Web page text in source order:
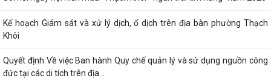
Kế hoạch Giám sát và xử lý dịch, ổ dịch trên địa bàn phường Thạch
Khôi
Quyết định Về việc Ban hành Quy chế quản lý và sử dụng nguồn công
đức tại các di tích trên địa...